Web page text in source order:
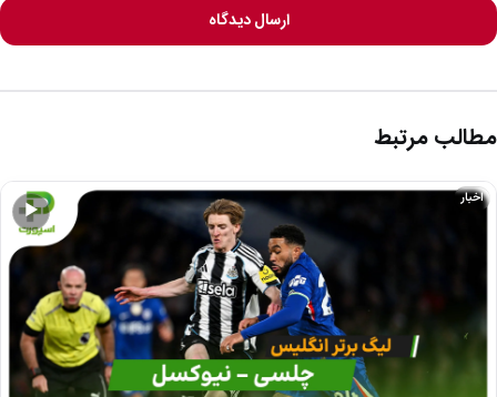
ارسال دیدگاه
مطالب مرتبط
▶
اخبار